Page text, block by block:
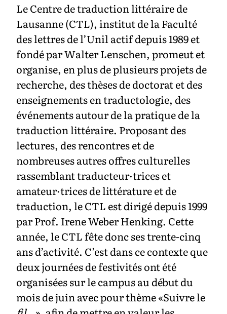
Le Centre de traduction littéraire de
Lausanne (CTL), institut de la Faculté
des lettres de l’Unil actif depuis 1989 et
fondé par Walter Lenschen, promeut et
organise, en plus de plusieurs projets de
recherche, des thèses de doctorat et des
enseignements en traductologie, des
événements autour de la pratique de la
traduction littéraire. Proposant des
lectures, des rencontres et de
nombreuses autres offres culturelles
rassemblant traducteur·trices et
amateur·trices de littérature et de
traduction, le CTL est dirigé depuis 1999
par Prof. Irene Weber Henking. Cette
année, le CTL fête donc ses trente-cinq
ans d’activité. C’est dans ce contexte que
deux journées de festivités ont été
organisées sur le campus au début du
mois de juin avec pour thème «Suivre le